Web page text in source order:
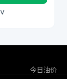
今日油价